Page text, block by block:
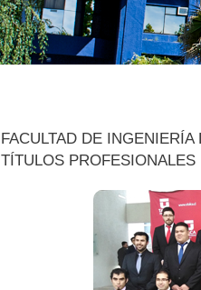
FACULTAD DE
TÍTULOS PROFESIONALES